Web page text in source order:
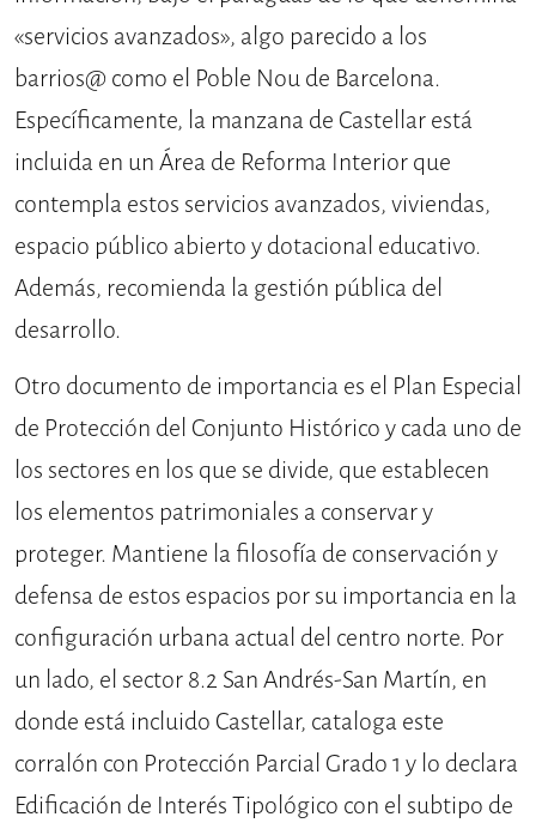
«servicios avanzados», algo parecido a los
barrios@ como el Poble Nou de Barcelona.
Específicamente, la manzana de Castellar está
incluida en un Área de Reforma Interior que
contempla estos servicios avanzados, viviendas,
espacio público abierto y dotacional educativo.
Además, recomienda la gestión pública del
desarrollo.
Otro documento de importancia es el Plan Especial
de Protección del Conjunto Histórico y cada uno de
los sectores en los que se divide, que establecen
los elementos patrimoniales a conservar y
proteger. Mantiene la filosofía de conservación y
defensa de estos espacios por su importancia en la
configuración urbana actual del centro norte. Por
un lado, el sector 8.2 San Andrés-San Martín, en
donde está incluido Castellar, cataloga este
corralón con Protección Parcial Grado 1 y lo declara
Edificación de Interés Tipológico con el subtipo de